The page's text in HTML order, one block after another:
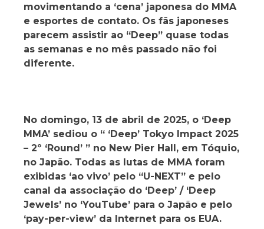
movimentando a ‘cena’ japonesa do MMA
e esportes de contato. Os fãs japoneses
parecem assistir ao “Deep” quase todas
as semanas e no mês passado não foi
diferente.
No domingo, 13 de abril de 2025, o ‘Deep
MMA’ sediou o “ ‘Deep’ Tokyo Impact 2025
– 2º ‘Round’ ” no New Pier Hall, em Tóquio,
no Japão. Todas as lutas de MMA foram
exibidas ‘ao vivo’ pelo “U-NEXT” e pelo
canal da associação do ‘Deep’ / ‘Deep
Jewels’ no ‘YouTube’ para o Japão e pelo
‘pay-per-view’ da Internet para os EUA.